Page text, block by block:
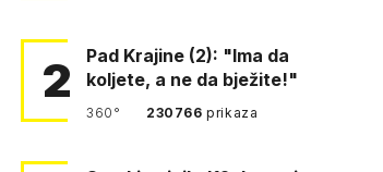
2
Pad Krajine (2): "Ima da
koljete, a ne da bježite!"
360° 230766prikaza